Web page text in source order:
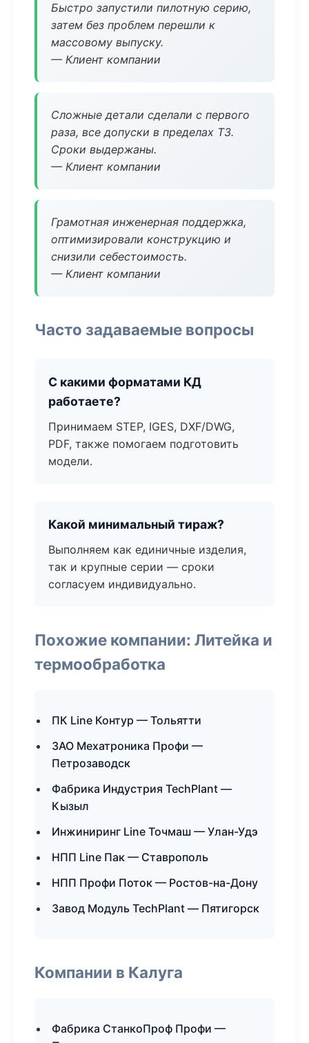
Быстро запустили пилотную серию,
затем без проблем перешли к
массовому выпуску.
— Клиент компании
Сложные детали сделали с первого
раза, все допуски в пределах ТЗ.
Сроки выдержаны.
— Клиент компании
Грамотная инженерная поддержка,
оптимизировали конструкцию и
снизили себестоимость.
— Клиент компании
Часто задаваемые вопросы
С какими форматами КД
работаете?
Принимаем STEP, IGES, DXF/DWG,
PDF, также помогаем подготовить
модели.
Какой минимальный тираж?
Выполняем как единичные изделия,
так и крупные серии — сроки
согласуем индивидуально.
Похожие компании: Литейка и
термообработка
ПК Line Контур — Тольятти
ЗАО Мехатроника Профи —
Петрозаводск
Фабрика Индустрия TechPlant —
Кызыл
Инжиниринг Line Точмаш — Улан-Удэ
НПП Line Пак — Ставрополь
НПП Профи Поток — Ростов-на-Дону
Завод Модуль TechPlant — Пятигорск
Компании в Калуга
Фабрика СтанкоПроф Профи —